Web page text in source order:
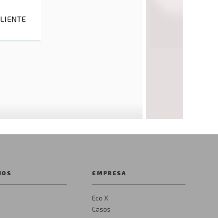
EMPRESA
Eco X
Casos